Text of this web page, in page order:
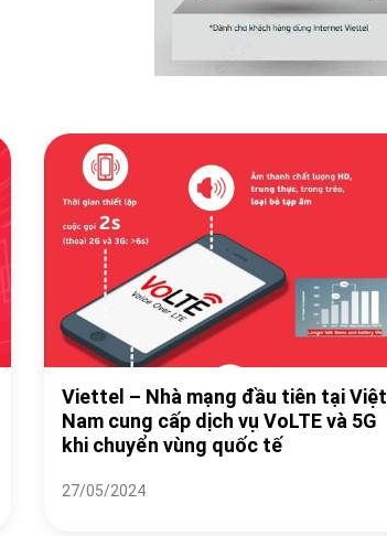
Viettel – Nhà mạng đầu tiên tại Việt
Nam cung cấp dịch vụ VoLTE và 5G
khi chuyển vùng quốc tế
27/05/2024